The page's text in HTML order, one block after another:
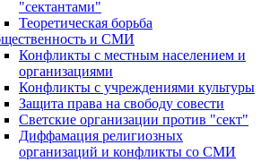
"сектантами"
Теоретическая борьба
и СМИ
Конфликты с местным населением и
организациями
Конфликты с учреждениями культуры
Защита права на свободу совести
Светские организации против "сект"
Диффамация религиозных
организаций и конфликты со СМИ